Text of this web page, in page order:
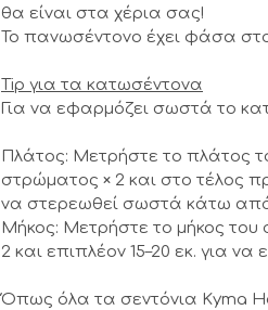
θα είναι στα χέρια σας!
Το πανωσέντονο έχει φάσα
Tip για τα κατωσέντονα
Για να εφαρμόζει σωστά το
Πλάτος: Μετρήστε το πλάτος
στρώματος × 2 και στο τέλος
να στερεωθεί σωστά κάτω
Μήκος: Μετρήστε το μήκος
2 και επιπλέον 15–20 εκ. για
Όπως όλα τα σεντόνια Kyma